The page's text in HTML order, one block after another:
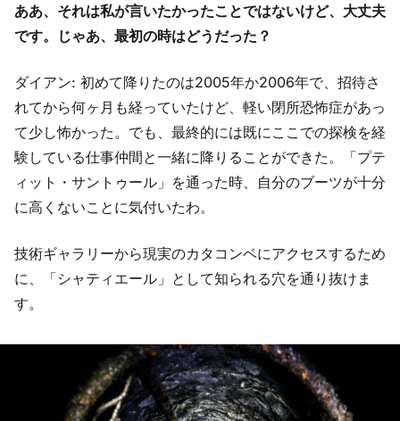
ああ、それは私が言いたかったことではないけど、大丈夫
です。じゃあ、最初の時はどうだった？
ダイアン: 初めて降りたのは2005年か2006年で、招待さ
れてから何ヶ月も経っていたけど、軽い閉所恐怖症があっ
て少し怖かった。でも、最終的には既にここでの探検を経
験している仕事仲間と一緒に降りることができた。「プテ
ィット・サントゥール」を通った時、自分のブーツが十分
に高くないことに気付いたわ。
技術ギャラリーから現実のカタコンベにアクセスするため
に、「シャティエール」として知られる穴を通り抜けま
す。